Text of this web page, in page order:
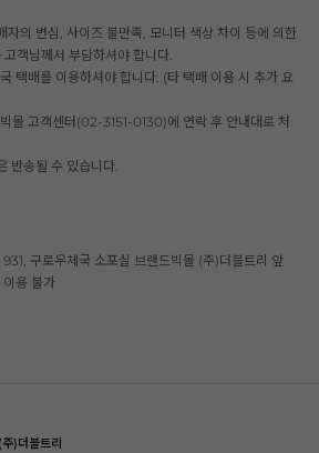
자의 변심, 사이즈 불만족, 모니터 색상 차이 등에 의한
객님께서 부담하셔야 합니다.
택배를 이용하셔야 합니다. (타 택배 이용 시 추가 요
몰 고객센터(02-3151-0130)에 연락 후 안내대로 처
반송될 수 있습니다.
구로우체국 소포실 브랜드빅몰 (주)더블트리 앞
용 불가
)더블트리